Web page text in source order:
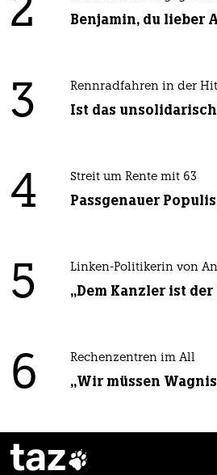
2 Benjamin, du lieber
3 Rennradfahren in der
Ist das
4 Streit um Rente mit 63
Passgenauer
5 Linken-Politikerin von
„Dem Kanzler ist der
6 Rechenzentren im All
„Wir müssen
taz